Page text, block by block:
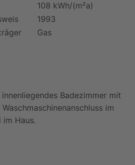
108 kWh/(m²a)
1993
Gas
Badezimmer mit
im
im Haus.